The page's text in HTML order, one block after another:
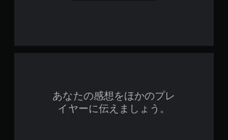
あなたの感想をほかのプレ
イヤーに伝えましょう。